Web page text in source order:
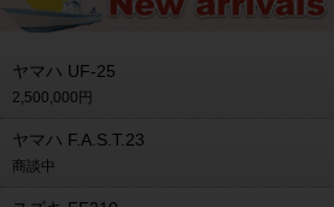
ヤマハ UF-25
2,500,000円
ヤマハ F.A.S.T.23
商談中